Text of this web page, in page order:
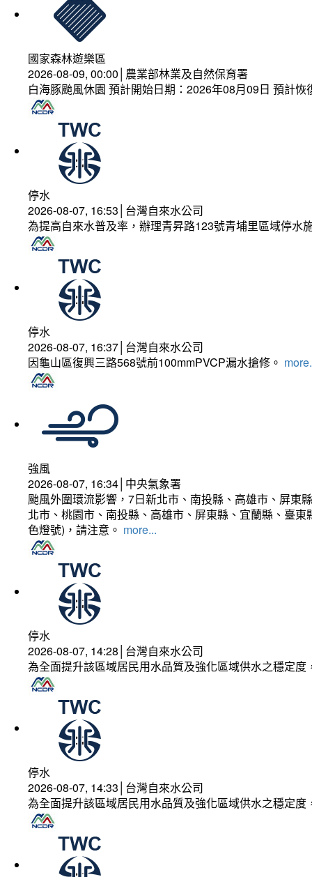
國家森林遊樂區
2026-08-09, 00:00│農業部林業及自然保育署
白海豚颱風休園 預計開始日期：2026年08月09日 預計
停水
2026-08-07, 16:53│台灣自來水公司
為提高自來水普及率，辦理青昇路123號青埔里區域停水
停水
2026-08-07, 16:37│台灣自來水公司
因龜山區復興三路568號前100mmPVCP漏水搶修。
強風
2026-08-07, 16:34│中央氣象署
颱風外圍環流影響，7日新北市、南投縣、高雄市、屏東
北市、桃園市、南投縣、高雄市、屏東縣、宜蘭縣、臺
色燈號)，請注意。 more...
停水
2026-08-07, 14:28│台灣自來水公司
為全面提升該區域居民用水品質及強化區域供水之穩定
停水
2026-08-07, 14:33│台灣自來水公司
為全面提升該區域居民用水品質及強化區域供水之穩定